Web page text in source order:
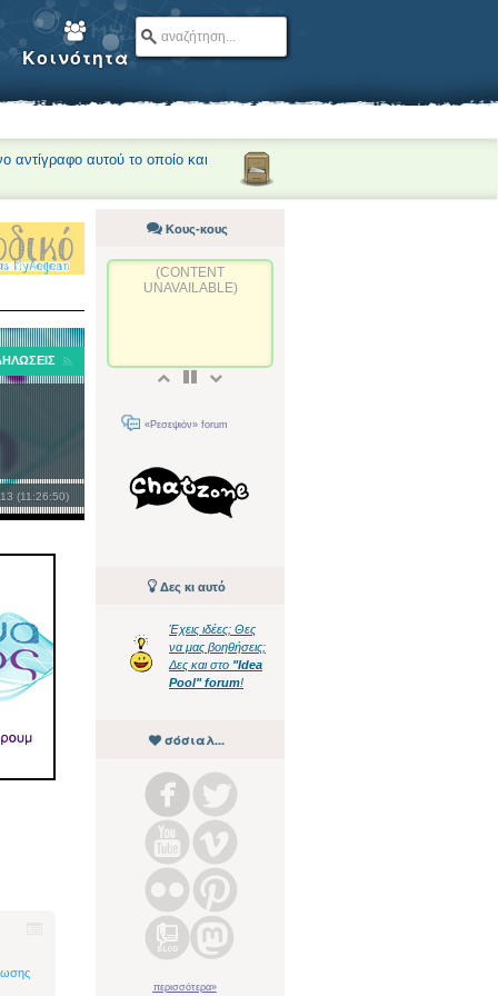
Κοινότητα
αντίγραφο αυτού το οποίο και
(11:26:50)
Κους-κους
UNAVAILABLE)
«Ρεσεψιόν» forum
Δες κι αυτό
Έχεις ιδέες; Θες
να μας βοηθήσεις;
Δες και στο "Idea
Pool" forum!
σόσιαλ...
περισσότερα»